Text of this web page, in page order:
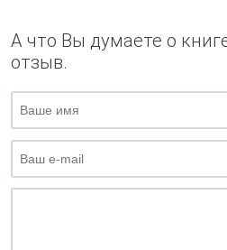
А что Вы думаете о
отзыв.